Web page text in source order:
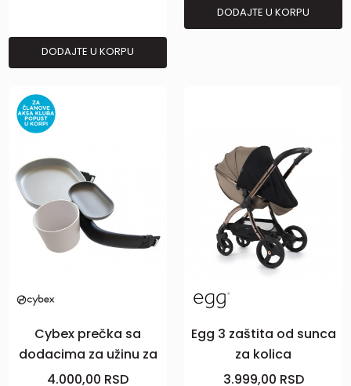
DODAJTE U KORPU
DODAJTE U KORPU
Cybex prečka sa
dodacima za užinu za
Priam i Mios
4.000,00 RSD
Egg 3 zaštita od sunca
za kolica
3.999,00 RSD